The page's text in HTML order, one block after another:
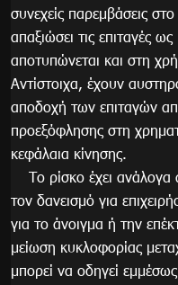
συνεχείς παρεμβάσεις
απαξιώσει τις επιταγές
αποτυπώνεται και στη
Αντίστοιχα, έχουν
αποδοχή των επιταγών
προεξόφλησης στη
κεφάλαια κίνησης.
Το ρίσκο έχει ανάλογα
τον δανεισμό για
για το άνοιγμα ή την
μείωση κυκλοφορίας
μπορεί να οδηγεί